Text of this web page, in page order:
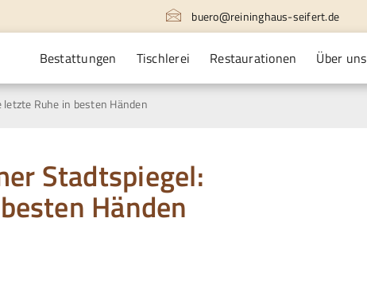
buero@reininghaus-seifert.de
Bestattungen Tischlerei Restaurationen Über uns
Ruhe in besten Händen
Stadtspiegel:
Händen